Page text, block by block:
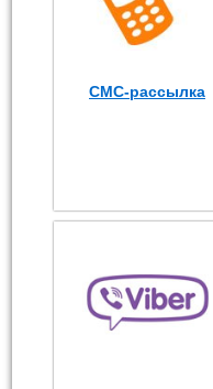
СМС-рассылка